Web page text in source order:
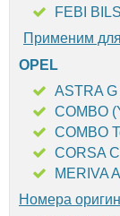
FEBI
Применим
OPEL
ASTRA
COMBO
COMBO
CORSA
MERIVA
Номера